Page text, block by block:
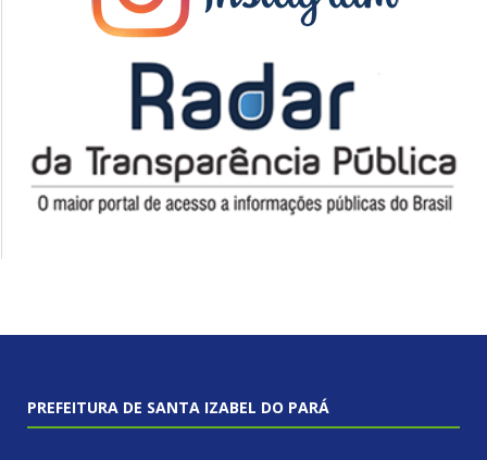
PREFEITURA DE SANTA IZABEL DO PARÁ